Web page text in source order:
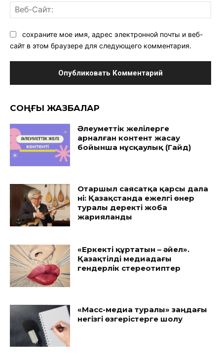
сохраните мое имя, адрес электронной почты и веб-
сайт в этом браузере для следующего комментария.
CОҢҒЫ ЖАЗБАЛАР
Әлеуметтік желілерге
арналған контент жасау
бойынша нұсқаулық (Гайд)
Отаршыл саясатқа қарсы дала
үні: Қазақстанда ежелгі өнер
туралы деректі жоба
жарияланды
«Еркекті құртатын – әйел».
Қазақтілді медиадағы
гендерлік стереотиптер
«Масс-медиа туралы» заңдағы
негізгі өзгерістерге шолу